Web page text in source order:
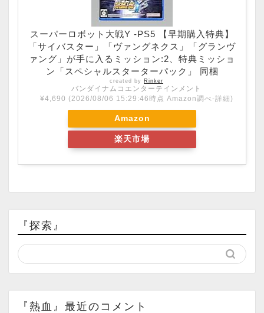
スーパーロボット大戦Y -PS5 【早期購入特典】
「サイバスター」「ヴァングネクス」「グランヴ
ァング」が手に入るミッション:2、特典ミッショ
ン「スペシャルスターターパック」 同梱
created by Rinker
バンダイナムコエンターテインメント
¥4,690 (2026/08/06 15:29:46時点 Amazon調べ-詳細)
Amazon
楽天市場
『探索』
『熱血』最近のコメント